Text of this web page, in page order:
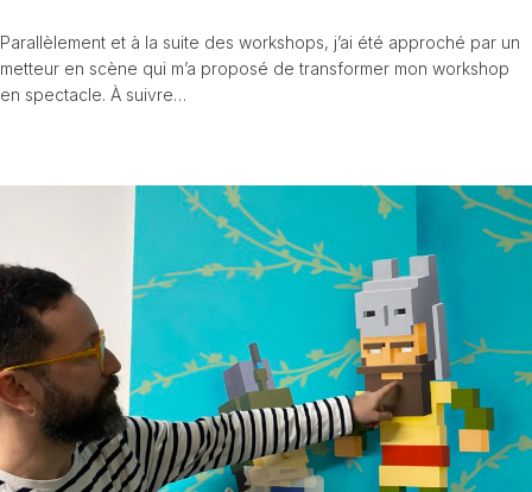
Parallèlement et à la suite des workshops, j’ai été approché par un
metteur en scène qui m’a proposé de transformer mon workshop
en spectacle. À suivre…